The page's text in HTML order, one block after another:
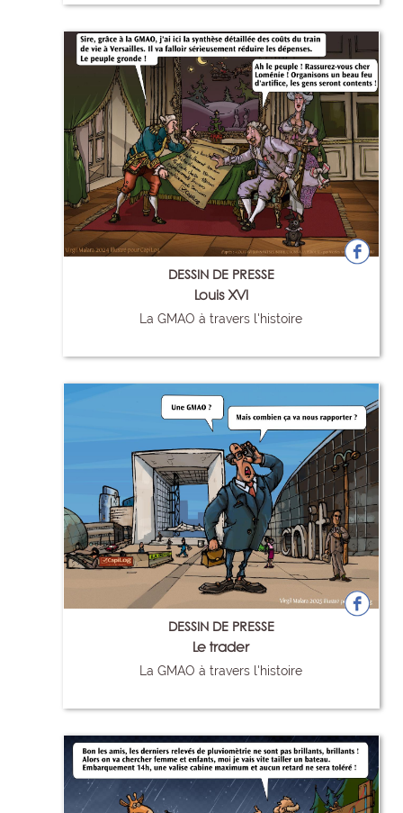
DESSIN DE PRESSE
Louis XVI
La GMAO à travers l'histoire
DESSIN DE PRESSE
Le trader
La GMAO à travers l'histoire